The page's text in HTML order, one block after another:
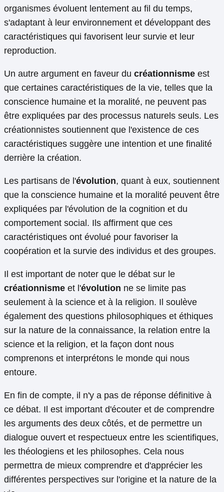
organismes évoluent lentement au fil du temps,
s'adaptant à leur environnement et développant des
caractéristiques qui favorisent leur survie et leur
reproduction.
Un autre argument en faveur du créationnisme est
que certaines caractéristiques de la vie, telles que la
conscience humaine et la moralité, ne peuvent pas
être expliquées par des processus naturels seuls. Les
créationnistes soutiennent que l'existence de ces
caractéristiques suggère une intention et une finalité
derrière la création.
Les partisans de l'évolution, quant à eux, soutiennent
que la conscience humaine et la moralité peuvent être
expliquées par l'évolution de la cognition et du
comportement social. Ils affirment que ces
caractéristiques ont évolué pour favoriser la
coopération et la survie des individus et des groupes.
Il est important de noter que le débat sur le
créationnisme et l'évolution ne se limite pas
seulement à la science et à la religion. Il soulève
également des questions philosophiques et éthiques
sur la nature de la connaissance, la relation entre la
science et la religion, et la façon dont nous
comprenons et interprétons le monde qui nous
entoure.
En fin de compte, il n'y a pas de réponse définitive à
ce débat. Il est important d'écouter et de comprendre
les arguments des deux côtés, et de permettre un
dialogue ouvert et respectueux entre les scientifiques,
les théologiens et les philosophes. Cela nous
permettra de mieux comprendre et d'apprécier les
différentes perspectives sur l'origine et la nature de la